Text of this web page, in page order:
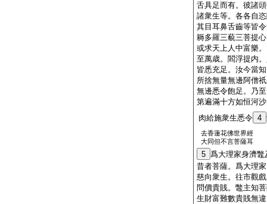
舌具足而有。彼諸
諸衆生等。各各自
其目耳鼻舌齒等皆
耨多羅三藐三菩提
或求天上人中富樂
至萬歳。閻浮提内
皆悉充足。汝今當
所捨無量無邊阿僧
無邊悉令飽足。乃
第遍滿十方如恒河
肉給施衆生悉令 4
去香蓮花佛世界經
大同但不言菩薩耳
5 爲大理家身濟鼈
昔者菩薩。爲大理
慈向衆生。往市觀
問價貴賎。鼈主知
生財富難數貴賎無